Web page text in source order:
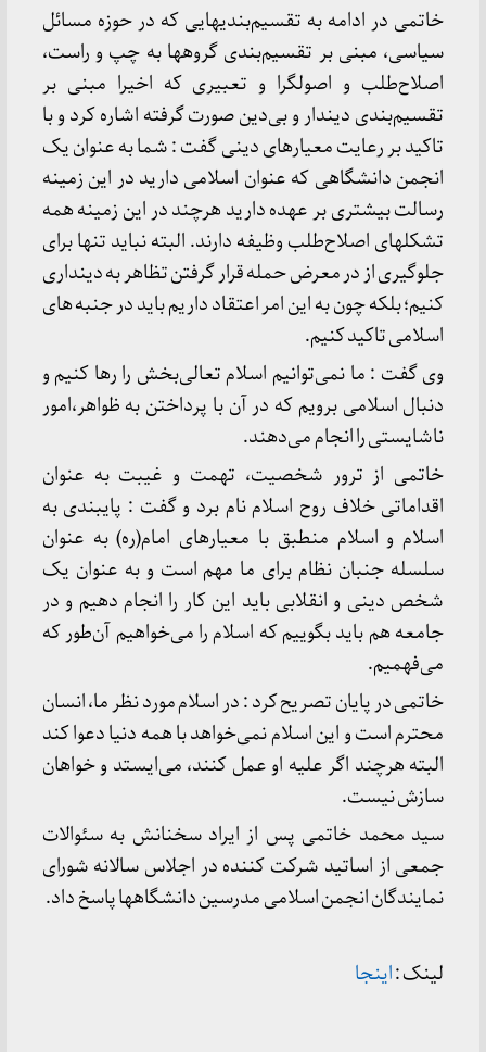
خاتمی در ادامه به تقسیم‌بندیهایی که در حوزه مسائل
سیاسی، مبنی بر تقسیم‌بندی گروهها به چپ و راست،
اصلاح‌طلب و اصولگرا و تعبیری که اخیرا مبنی بر
تقسیم‌بندی دیندار و بی‌دین صورت گرفته اشاره کرد و با
تاکید بر رعایت معیارهای دینی گفت : شما به عنوان یک
انجمن دانشگاهی که عنوان اسلامی دارید در این زمینه
رسالت بیشتری بر عهده دارید هرچند در این زمینه همه
تشکلهای اصلاح‌طلب وظیفه دارند. ‌البته نباید تنها برای
جلوگیری از در معرض حمله قرار گرفتن تظاهر به دینداری
کنیم؛ بلکه چون به این امر اعتقاد داریم باید در جنبه های
اسلامی تاکید کنیم.
وی گفت : ما نمی‌توانیم اسلام تعالی‌بخش را رها کنیم و
دنبال اسلامی برویم که در آن با پرداختن به ظواهر،‌امور
ناشایستی را انجام می‌دهند.
خاتمی از ترور شخصیت، تهمت و غیبت به عنوان
اقداماتی خلاف روح اسلام نام برد و گفت : پایبندی به
اسلام و اسلام منطبق با معیارهای امام(ره) به عنوان
سلسله جنبان نظام برای ما مهم است و به عنوان یک
شخص دینی و انقلابی باید این کار را انجام دهیم و در
جامعه هم باید بگوییم که اسلام را می‌خواهیم آن‌طور که
می‌فهمیم.
خاتمی در پایان تصریح کرد : در اسلام مورد نظر ما، انسان
محترم است و این اسلام نمی‌خواهد با همه دنیا دعوا کند
البته هرچند اگر علیه او عمل کنند، می‌ایستد و خواهان
سازش نیست.
سید محمد خاتمی پس از ایراد سخنانش به سئوالات
جمعی از اساتید شرکت کننده در اجلاس سالانه شورای
نمایندگان انجمن اسلامی مدرسین دانشگاهها پاسخ داد.
لینک :اینجا